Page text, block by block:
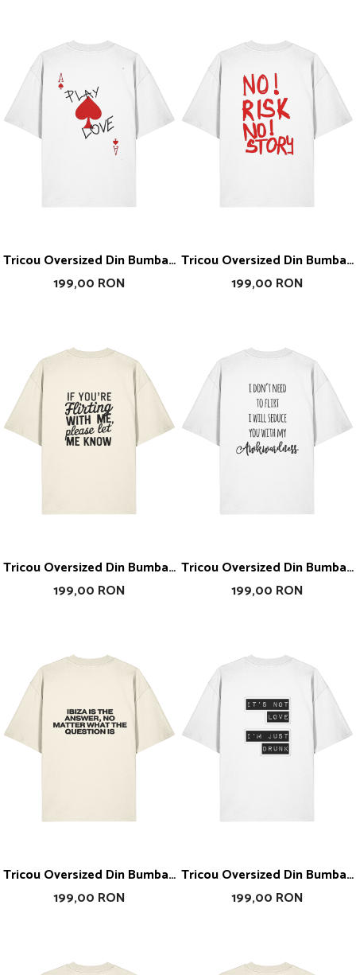
Tricou Oversized Din Bumbac
Organic Play Love
199,00 RON
Tricou Oversized Din Bumbac
Organic No Risk No Story
199,00 RON
Tricou Oversized Din Bumbac
Organic If You're Flirting199,00 RON
Tricou Oversized Din Bumbac
Organic I Will Seduce You
199,00 RON
Tricou Oversized Din Bumbac
Organic Ibiza Is The Answer
199,00 RON
Tricou Oversized Din Bumbac
Organic I Am Just Drunk
199,00 RON